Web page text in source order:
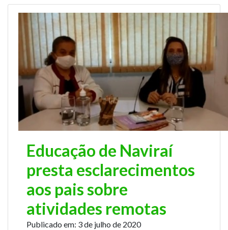
Educação de Naviraí
presta esclarecimentos
aos pais sobre
atividades remotas
Publicado em: 3 de julho de 2020